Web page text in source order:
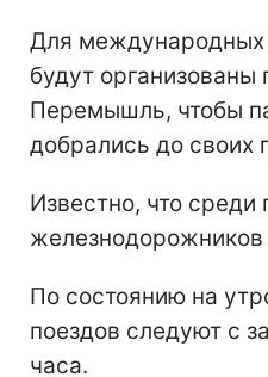
Для
будут
Перемышль, чтобы
добрались до своих
Известно, что
По состоянию на
поездов следуют с
часа.